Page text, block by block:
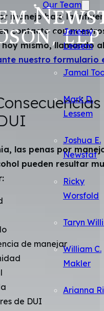
Our Team
Jeremy
Lessem
Jamal
Mark D.
Lessem
Joshua E.
Newstat
Ricky
Worsfold
Taryn
William C.
Makler
Arianna
manejo bajo la
contacto con
mismo, llamando al
nuestro formulario
las penas por
pueden resultar
de manejar
de DUI